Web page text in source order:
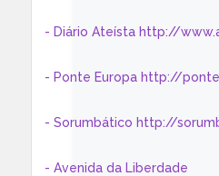
- Diário Ateísta http://
- Ponte Europa http://
- Sorumbático http://
- Avenida da Liberdade